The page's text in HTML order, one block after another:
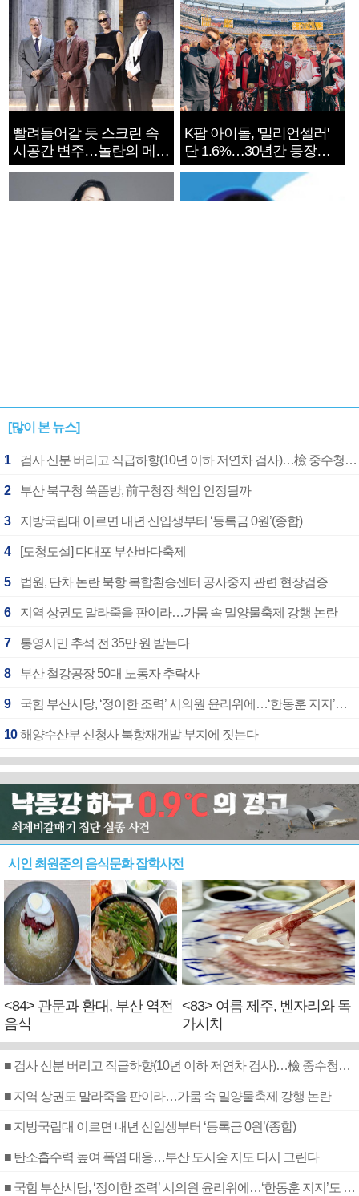
빨려들어갈 듯 스크린 속
시공간 변주…놀란의 메시
지는 ‘전쟁 속죄’
K팝 아이돌, '밀리언셀러'
단 1.6%…30년간 등장
1182개팀 전수조사
[많이 본 뉴스]
1 검사 신분 버리고 직급하향(10년 이하 저연차 검사)…檢 중수청행 기피
2 부산 북구청 쑥뜸방, 前구청장 책임 인정될까
3 지방국립대 이르면 내년 신입생부터 ‘등록금 0원’(종합)
4 [도청도설] 다대포 부산바다축제
5 법원, 단차 논란 북항 복합환승센터 공사중지 관련 현장검증
6 지역 상권도 말라죽을 판이라…가뭄 속 밀양물축제 강행 논란
7 통영시민 추석 전 35만 원 받는다
8 부산 철강공장 50대 노동자 추락사
9 국힘 부산시당, ‘정이한 조력’ 시의원 윤리위에…‘한동훈 지지’도 신고접수
10 해양수산부 신청사 북항재개발 부지에 짓는다
시인 최원준의 음식문화 잡학사전
<84> 관문과 환대, 부산 역전
음식
<83> 여름 제주, 벤자리와 독
가시치
■ 검사 신분 버리고 직급하향(10년 이하 저연차 검사)…檢 중수청행 기피
■ 지역 상권도 말라죽을 판이라…가뭄 속 밀양물축제 강행 논란
■ 지방국립대 이르면 내년 신입생부터 ‘등록금 0원’(종합)
■ 탄소흡수력 높여 폭염 대응…부산 도시숲 지도 다시 그린다
■ 국힘 부산시당, ‘정이한 조력’ 시의원 윤리위에…‘한동훈 지지’도 신고접수